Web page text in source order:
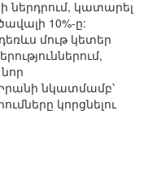
ներդրում, կատարել
10%-ը:
մութ կետեր
նկատմամբ՝
կորցնելու